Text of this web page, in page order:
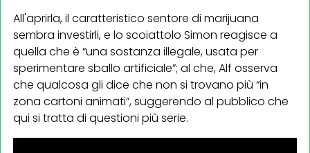
All'aprirla, il caratteristico sentore di marijuana
sembra investirli, e lo scoiattolo Simon reagisce a
quella che è “una sostanza illegale, usata per
sperimentare sballo artificiale”; al che, Alf osserva
che qualcosa gli dice che non si trovano più “in
zona cartoni animati”, suggerendo al pubblico che
qui si tratta di questioni più serie.